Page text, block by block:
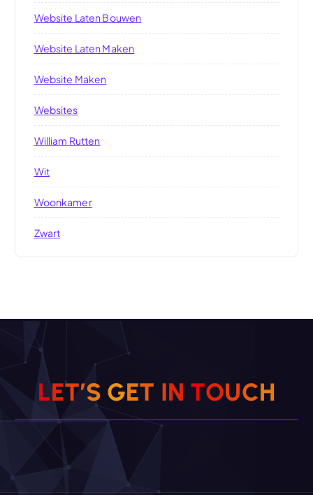
Website Laten Bouwen
Website Laten Maken
Website Maken
Websites
William Rutten
Wit
Woonkamer
Zwart
LET’S GET IN TOUCH